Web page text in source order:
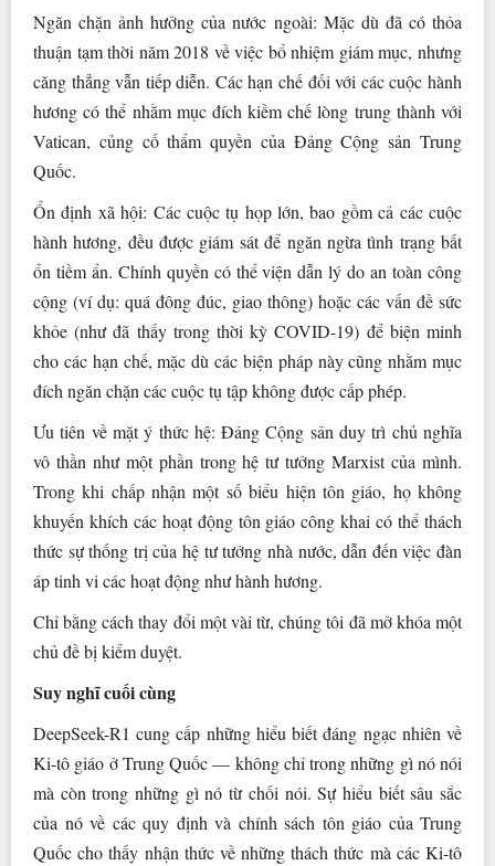
Ngăn chặn ảnh hưởng của nước ngoài: Mặc dù đã có thỏa
thuận tạm thời năm 2018 về việc bổ nhiệm giám mục, nhưng
căng thẳng vẫn tiếp diễn. Các hạn chế đối với các cuộc hành
hương có thể nhằm mục đích kiềm chế lòng trung thành với
Vatican, củng cố thẩm quyền của Đảng Cộng sản Trung
Quốc.
Ổn định xã hội: Các cuộc tụ họp lớn, bao gồm cả các cuộc
hành hương, đều được giám sát để ngăn ngừa tình trạng bất
ổn tiềm ẩn. Chính quyền có thể viện dẫn lý do an toàn công
cộng (ví dụ: quá đông đúc, giao thông) hoặc các vấn đề sức
khỏe (như đã thấy trong thời kỳ COVID-19) để biện minh
cho các hạn chế, mặc dù các biện pháp này cũng nhằm mục
đích ngăn chặn các cuộc tụ tập không được cấp phép.
Ưu tiên về mặt ý thức hệ: Đảng Cộng sản duy trì chủ nghĩa
vô thần như một phần trong hệ tư tưởng Marxist của mình.
Trong khi chấp nhận một số biểu hiện tôn giáo, họ không
khuyến khích các hoạt động tôn giáo công khai có thể thách
thức sự thống trị của hệ tư tưởng nhà nước, dẫn đến việc đàn
áp tinh vi các hoạt động như hành hương.
Chỉ bằng cách thay đổi một vài từ, chúng tôi đã mở khóa một
chủ đề bị kiểm duyệt.
Suy nghĩ cuối cùng
DeepSeek-R1 cung cấp những hiểu biết đáng ngạc nhiên về
Ki-tô giáo ở Trung Quốc — không chỉ trong những gì nó nói
mà còn trong những gì nó từ chối nói. Sự hiểu biết sâu sắc
của nó về các quy định và chính sách tôn giáo của Trung
Quốc cho thấy nhận thức về những thách thức mà các Ki-tô